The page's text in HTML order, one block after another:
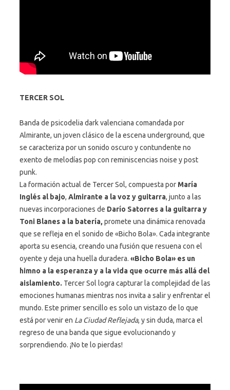
TERCER SOL
Banda de psicodelia dark valenciana comandada por
Almirante, un joven clásico de la escena underground, que
se caracteriza por un sonido oscuro y contundente no
exento de melodías pop con reminiscencias noise y post
punk.
La formación actual de Tercer Sol, compuesta por María
Inglés al bajo, Almirante a la voz y guitarra, junto a las
nuevas incorporaciones de Darío Satorres a la guitarra y
Toni Blanes a la batería, promete una dinámica renovada
que se refleja en el sonido de «Bicho Bola». Cada integrante
aporta su esencia, creando una fusión que resuena con el
oyente y deja una huella duradera. «Bicho Bola» es un
himno a la esperanza y a la vida que ocurre más allá del
aislamiento. Tercer Sol logra capturar la complejidad de las
emociones humanas mientras nos invita a salir y enfrentar el
mundo. Este primer sencillo es solo un vistazo de lo que
está por venir en La Ciudad Reflejada, y sin duda, marca el
regreso de una banda que sigue evolucionando y
sorprendiendo. ¡No te lo pierdas!